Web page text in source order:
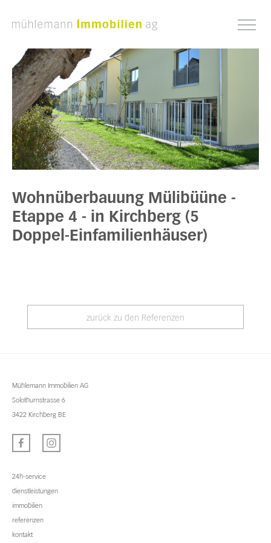
Wohnüberbauung Mülibüüne -
Etappe 4 - in Kirchberg (5
Doppel-Einfamilienhäuser)
zurück zu den Referenzen
Mühlemann Immobilien AG
Solothurnstrasse 6
3422 Kirchberg BE
24h-service
dienstleistungen
immobilien
referenzen
kontakt